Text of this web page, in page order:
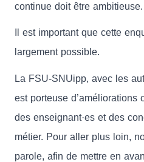
continue doit être ambitieuse.
Il est important que cette
largement possible.
La FSU-SNUipp, avec les
est porteuse d’améliorations
des enseignant·es et des
métier. Pour aller plus loin,
parole, afin de mettre en